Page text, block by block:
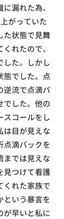
漏れた為、
がっていた
た状態で見舞
れたので、
した。しかし
態でした。点
逆流で点滴パ
でした。他の
スコールをし
は目が見えな
点滴パックを
までは見えな
見つけて看護
くれた家族で
という暴言を
が早いと私に